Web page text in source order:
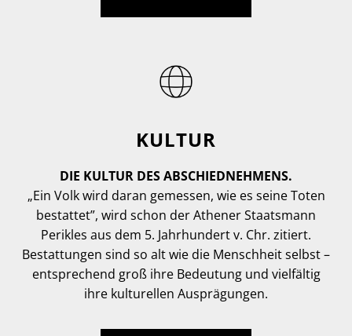
KULTUR
DIE KULTUR DES ABSCHIEDNEHMENS.
„Ein Volk wird daran gemessen, wie es seine Toten
bestattet”, wird schon der Athener Staatsmann
Perikles aus dem 5. Jahrhundert v. Chr. zitiert.
Bestattungen sind so alt wie die Menschheit selbst –
entsprechend groß ihre Bedeutung und vielfältig
ihre kulturellen Ausprägungen.